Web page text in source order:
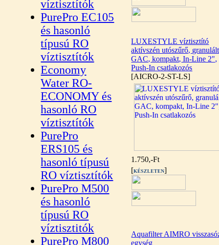
víztisztítók
PurePro EC105
és hasonló
típusú RO
víztisztítók
Economy
Water RO-
ECONOMY és
hasonló RO
víztisztítók
PurePro
ERS105 és
hasonló típusú
RO víztisztítók
PurePro M500
és hasonló
típusú RO
víztisztitók
PurePro M800
LUXESTYLE víztisztító
aktívszén utószűrő, granulált
GAC, kompakt, In-Line 2",
Push-In csatlakozós
[AICRO-2-ST-LS]
1.750,-Ft
[KÉSZLETEN]
Aquafilter AIMRO
egység